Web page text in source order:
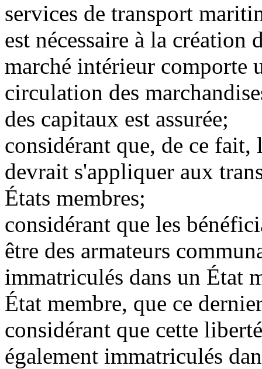
services de transport
est nécessaire à la
marché intérieur comporte
circulation des
des capitaux est assurée;
considérant que, de ce fait,
devrait s'appliquer aux
États membres;
considérant que les
être des armateurs
immatriculés dans un État
État membre, que ce
considérant que cette
également immatriculés